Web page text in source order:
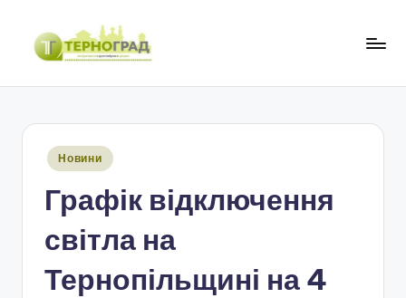
Перейти
Опубліковано
Новини
Графік відключення
світла на
Тернопільщині на 4